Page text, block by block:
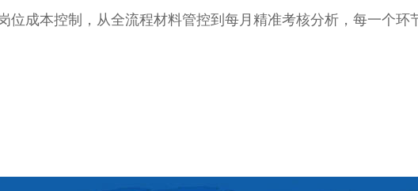
位成本控制，从全流程材料管控到每月精准考核分析，每一个环